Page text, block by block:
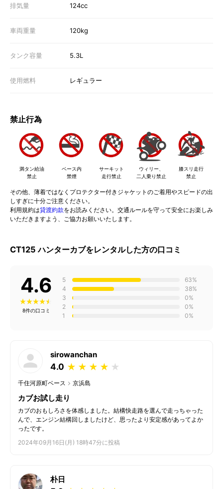
排気量 124cc
車両重量 120kg
タンク容量 5.3L
使用燃料 レギュラー
禁止行為
満タン給油
禁止
ベース内
禁煙
サーキット
走行禁止
ウィリー、
二人乗り禁止
膝スリ走行
禁止
その他、薄着ではなくプロテクター付きジャケットのご着用やスピードの出
しすぎに十分ご注意ください。
利用規約は貸渡約款をお読みください。交通ルールを守って安全にお楽しみ
いただきますよう、ご協力お願いいたします。
CT125 ハンターカブをレンタルした方の口コミ
4.6
8件の口コミ
5
63%
4
38%
3
0%
2
0%
1
0%
sirowanchan
4.0 ★
★
★
★
★
千住河原町ベース 京浜島
カブお試し走り
カブのおもしろさを体感しました。結構快走路を選んで走っちゃった
んで、エンジン結構回しましたけど、思ったより安定感があってよか
ったです。
2024年09月16日(月) 18時47分に投稿
朴日